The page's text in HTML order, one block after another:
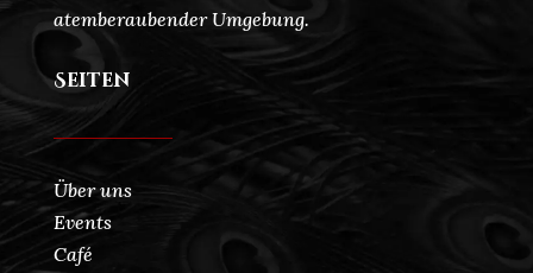
atemberaubender Umgebung.
Seiten
Über uns
Events
Café